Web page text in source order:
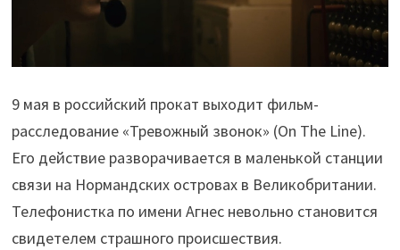
9 мая в российский прокат выходит фильм-
расследование «Тревожный звонок» (On The Line).
Его действие разворачивается в маленькой станции
связи на Нормандских островах в Великобритании.
Телефонистка по имени Агнес невольно становится
свидетелем страшного происшествия.